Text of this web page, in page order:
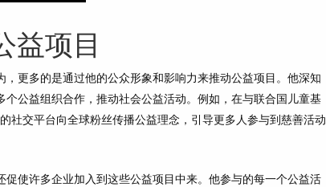
益项目
更多的是通过他的公众形象和影响力来推动公益项目。他深知
公益组织合作，推动社会公益活动。例如，在与联合国儿童基
社交平台向全球粉丝传播公益理念，引导更多人参与到慈善活动
使许多企业加入到这些公益项目中来。他参与的每一个公益活